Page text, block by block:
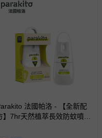
品需加收離島運費。廠商
遠地區、樓層親送等加價
人資料內的查詢訂單內，
，請見：退貨的辦理流程。
訊、購物流程、付款方
法國帕洛 - 【全新配
】7hr天然植萃長效防蚊噴霧